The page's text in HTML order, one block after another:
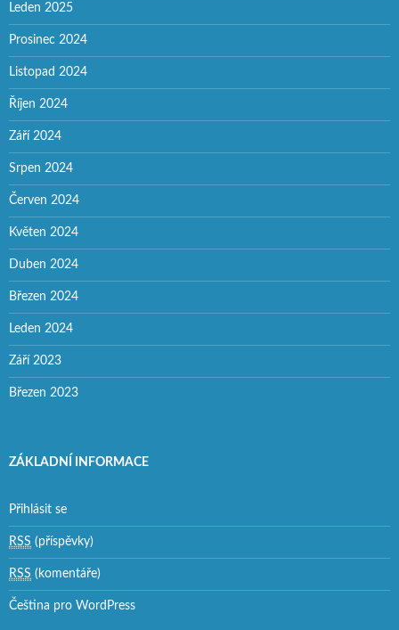
Leden 2025
Prosinec 2024
Listopad 2024
Říjen 2024
Září 2024
Srpen 2024
Červen 2024
Květen 2024
Duben 2024
Březen 2024
Leden 2024
Září 2023
Březen 2023
ZÁKLADNÍ INFORMACE
Přihlásit se
RSS (příspěvky)
RSS (komentáře)
Čeština pro WordPress